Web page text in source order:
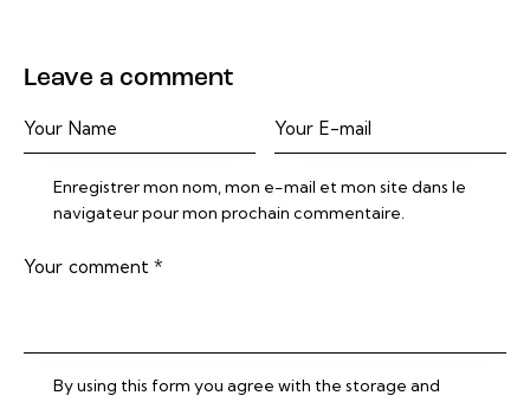
Leave a comment
Enregistrer mon nom, mon e-mail et mon site dans le
navigateur pour mon prochain commentaire.
By using this form you agree with the storage and